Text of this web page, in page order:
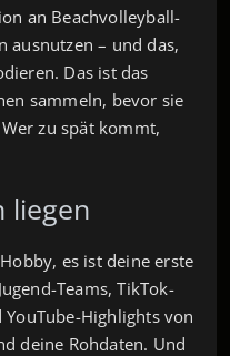
an Beachvolleyball-
ausnutzen – und das,
Das ist das
sammeln, bevor sie
zu spät kommt,
liegen
es ist deine erste
Teams, TikTok-
Highlights von
deine Rohdaten. Und